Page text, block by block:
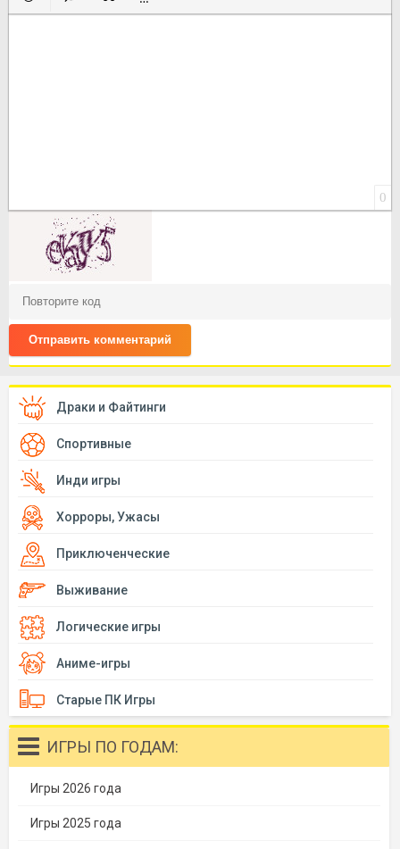
Вставить смайлик
Вставка скрытого текста
Вставка цитаты
Вставка спойлера
0
Отправить комментарий
Драки и Файтинги
Спортивные
Инди игры
Хорроры, Ужасы
Приключенческие
Выживание
Логические игры
Аниме-игры
Старые ПК Игры
ИГРЫ ПО ГОДАМ:
Игры 2026 года
Игры 2025 года